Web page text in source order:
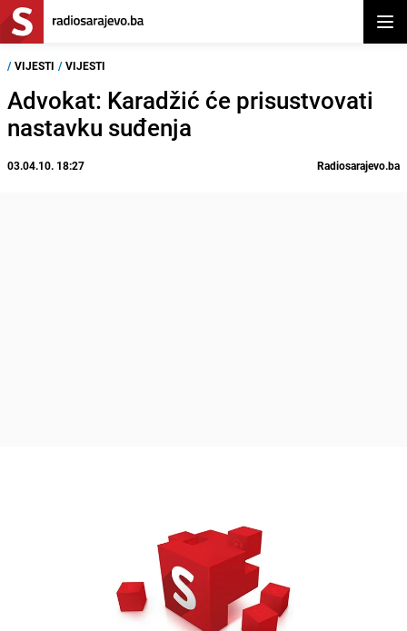
/ VIJESTI / VIJESTI
Advokat: Karadžić će prisustvovati
nastavku suđenja
03.04.10. 18:27 Radiosarajevo.ba